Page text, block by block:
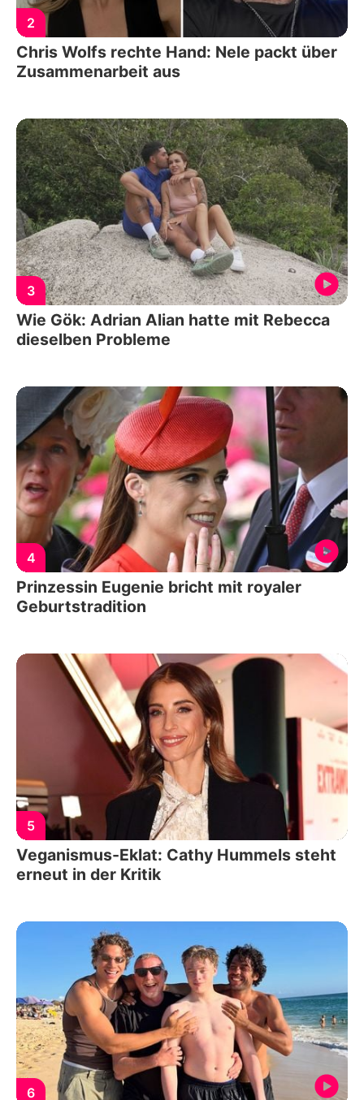
2
Chris Wolfs rechte Hand: Nele packt über
Zusammenarbeit aus
3
Wie Gök: Adrian Alian hatte mit Rebecca
dieselben Probleme
4
Prinzessin Eugenie bricht mit royaler
Geburtstradition
5
Veganismus-Eklat: Cathy Hummels steht
erneut in der Kritik
6